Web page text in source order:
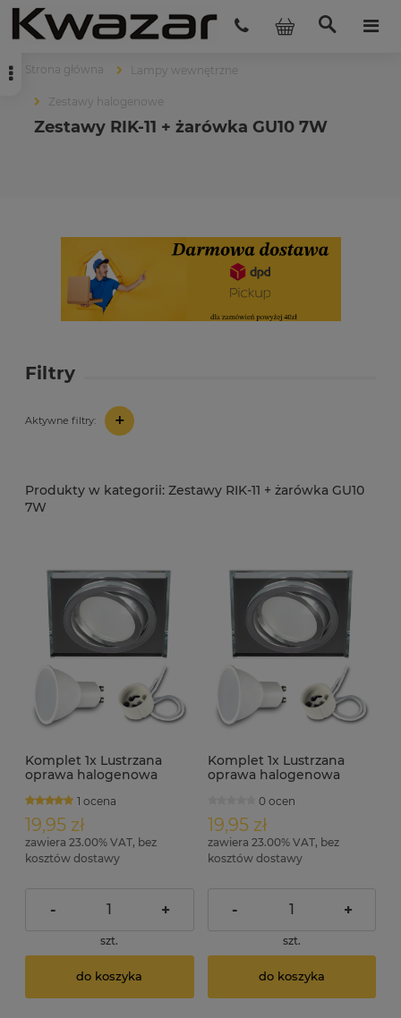
Strona główna Lampy wewnętrzne
Zestawy halogenowe
Zestawy RIK-11 + żarówka GU10 7W
Filtry
Aktywne filtry: +
Zestawy RIK-11 + żarówka GU10
7W
Komplet 1x Lustrzana
oprawa halogenowa
3000K
1 ocena
19,95 zł
zawiera 23.00% VAT, bez
kosztów dostawy
- +
szt.
do koszyka
Komplet 1x Lustrzana
oprawa halogenowa
0 ocen
19,95 zł
zawiera 23.00% VAT, bez
kosztów dostawy
- +
szt.
do koszyka